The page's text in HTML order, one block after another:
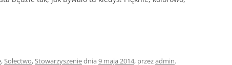
,Sołectwo,Stowarzyszeniednia 9 maja 2014, przezadmin.